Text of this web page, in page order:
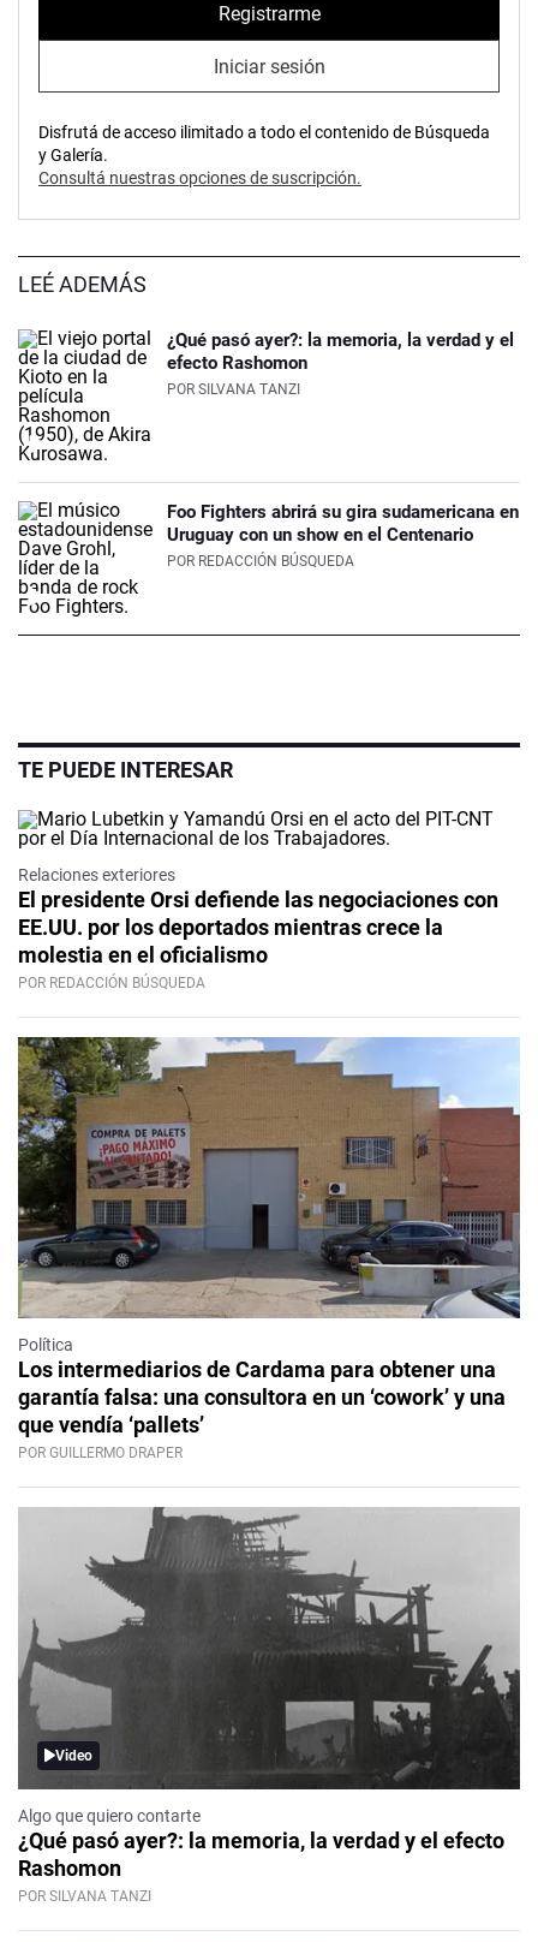
Registrarme
Iniciar sesión
Disfrutá de acceso ilimitado a todo el contenido de Búsqueda
y Galería.
Consultá nuestras opciones de suscripción.
LEÉ ADEMÁS
¿Qué pasó ayer?: la memoria, la verdad y el
efecto Rashomon
POR SILVANA TANZI
Foo Fighters abrirá su gira sudamericana en
Uruguay con un show en el Centenario
POR REDACCIÓN BÚSQUEDA
TE PUEDE INTERESAR
Relaciones exteriores
El presidente Orsi defiende las negociaciones con
EE.UU. por los deportados mientras crece la
molestia en el oficialismo
POR REDACCIÓN BÚSQUEDA
Política
Los intermediarios de Cardama para obtener una
garantía falsa: una consultora en un ‘cowork’ y una
que vendía ‘pallets’
POR GUILLERMO DRAPER
Video
Algo que quiero contarte
¿Qué pasó ayer?: la memoria, la verdad y el efecto
Rashomon
POR SILVANA TANZI